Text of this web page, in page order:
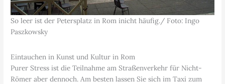
So leer ist der Petersplatz in Rom inicht häufig./ Foto: Ingo
Paszkowsky
Eintauchen in Kunst und Kultur in Rom
Purer Stress ist die Teilnahme am Straßenverkehr für Nicht-
Römer aber dennoch. Am besten lassen Sie sich im Taxi zum